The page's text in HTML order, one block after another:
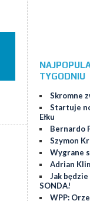
TYGODNIU
Skromne
Startuje
Ełku
Bernardo
Szymon
Wygrane
Adrian
Jak
SONDA!
WPP: